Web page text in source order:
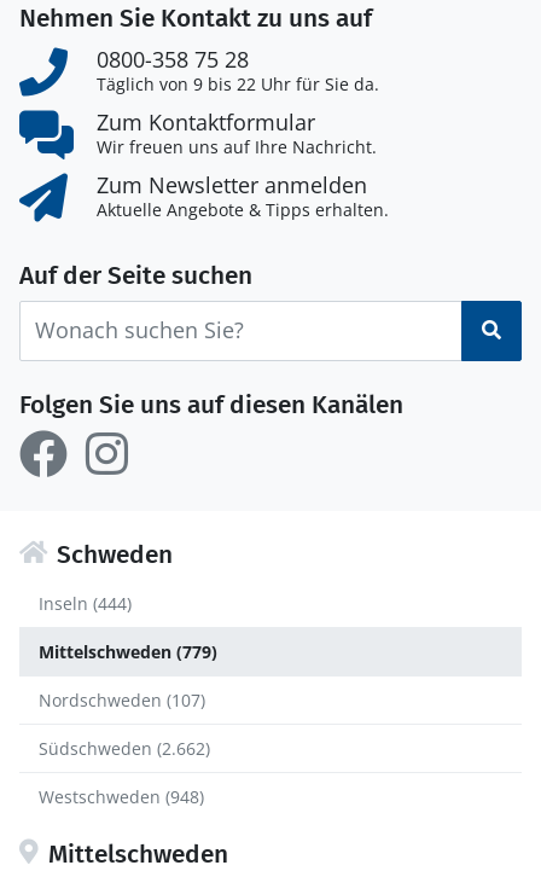
Nehmen Sie Kontakt zu uns auf
0800-358 75 28
Täglich von 9 bis 22 Uhr für Sie da.
Zum Kontaktformular
Wir freuen uns auf Ihre Nachricht.
Zum Newsletter anmelden
Aktuelle Angebote & Tipps erhalten.
Auf der Seite suchen
Folgen Sie uns auf diesen Kanälen
Schweden
Inseln (444)
Mittelschweden (779)
Nordschweden (107)
Südschweden (2.662)
Westschweden (948)
Mittelschweden